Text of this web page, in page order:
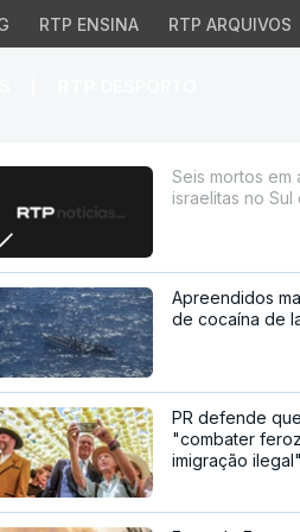
RTP ENSINA RTP ARQUIVOS
LíbanoSeis mortos em
israelitas no Sul
Apreendidos
de cocaína de
PR defende
"combater
imigração ilegal"